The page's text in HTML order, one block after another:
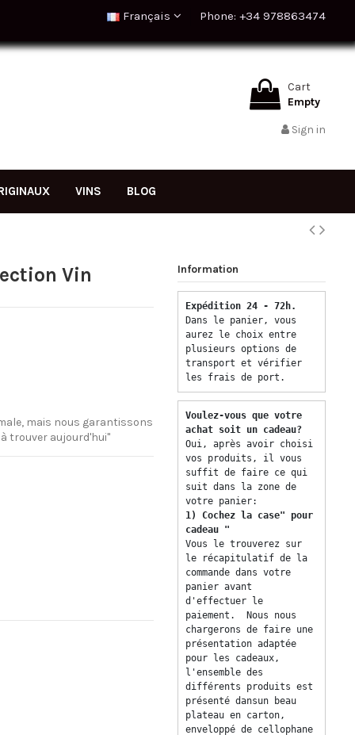
Français Phone: +34 978863474
Cart
Empty
Sign in
VINS BLOG
Vin
mais nous garantissons
trouver aujourd'hui"
Information
Dans le panier, vous
aurez le choix entre
plusieurs options de
transport et vérifier
les frais de port.
Voulez-vous que votre
achat soit un cadeau?
Oui, après avoir choisi
vos produits, il vous
suffit de faire ce qui
suit dans la zone de
votre panier:
1) Cochez la case" pour
cadeau "
Vous le trouverez sur
le récapitulatif de la
commande dans votre
panier avant
d'effectuer le
paiement.  Nous nous
chargerons de faire une
présentation adaptée
pour les cadeaux,
l'ensemble des
différents produits est
présenté dansun beau
plateau en carton,
enveloppé de cellophane